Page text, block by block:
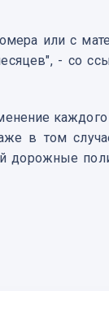
или с
- со
в том
дорожные